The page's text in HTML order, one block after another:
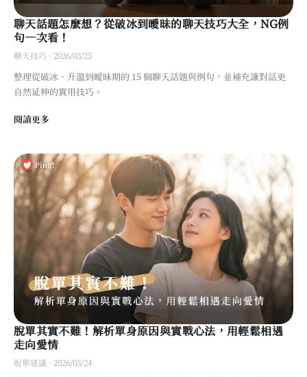
聊天話題怎麼想？從破冰到曖昧的聊天技巧大全，NG例
句一次看！
聊天技巧 · 2026/03/25
整理從破冰、升溫到曖昧期的 15 個聊天話題與例句，並補充讓對話更
自然延伸的實用技巧。
閱讀更多
脫單其實不難！解析單身原因與實戰心法，用輕鬆相遇
走向愛情
脫單建議 · 2026/03/24